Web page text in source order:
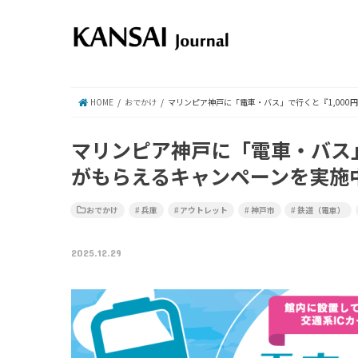
HOME おでかけ マリンピア神戸に「電車・バス」で行くと『1,000
マリンピア神戸に「電車・バ
がもらえるキャンペーンを実
おでかけ 兵庫 アウトレット 神戸市 鉄道（電車）
2025.12.29